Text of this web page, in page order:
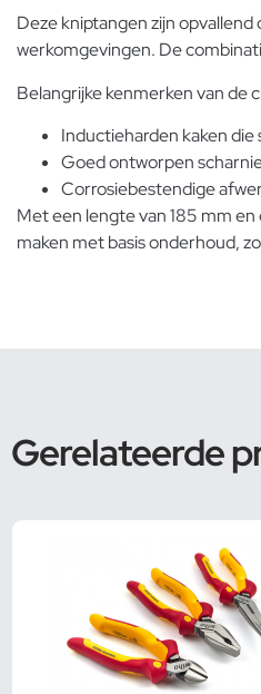
Deze kniptangen zijn
werkomgevingen. De
Belangrijke kenmerken van de
Inductieharden kaken
Goed ontworpen
Corrosiebestendige
Met een lengte van 185 mm
maken met basis onderhoud,
Gerelateerde